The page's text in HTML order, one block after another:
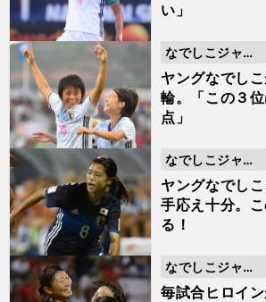
い」
ヤングなでし
輪。「この３
点」
なでしこジャパ
ン
ヤングなでし
手応え十分。
る！
なでしこジャパ
ン
毎試合ヒロイ
なでしこジャパ
ン